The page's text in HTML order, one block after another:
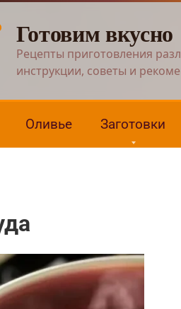
Готовим вкусно
Рецепты приготовления
инструкции, советы и
Оливье Заготовки